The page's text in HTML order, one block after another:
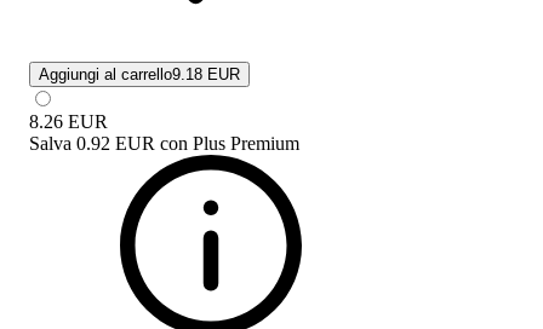
Aggiungi al carrello9.18 EUR
8.26 EUR
Salva 0.92 EUR con Plus Premium